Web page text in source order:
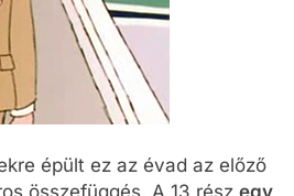
épült ez az évad az előző
összefüggés. A 13 rész egy